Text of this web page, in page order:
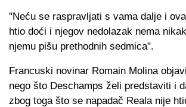
"Neću se raspravljati s vama dalje i
htio doći i njegov nedolazak nema
njemu pišu prethodnih sedmica".
Francuski novinar Romain Molina
nego što Deschamps želi predstaviti i
zbog toga što se napadač Reala nije